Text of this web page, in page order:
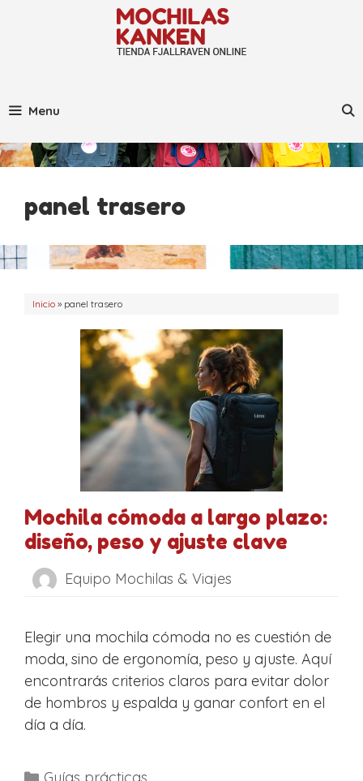
Menu
panel trasero
Inicio » panel trasero
Mochila cómoda a largo plazo:
diseño, peso y ajuste clave
Equipo Mochilas & Viajes
Elegir una mochila cómoda no es cuestión de
moda, sino de ergonomía, peso y ajuste. Aquí
encontrarás criterios claros para evitar dolor
de hombros y espalda y ganar confort en el
día a día.
C